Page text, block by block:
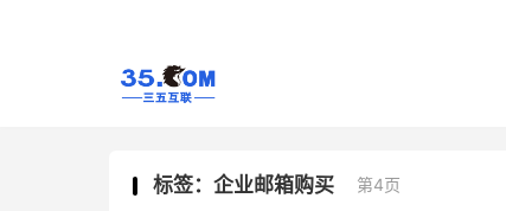
标签：企业邮箱购买 第4页